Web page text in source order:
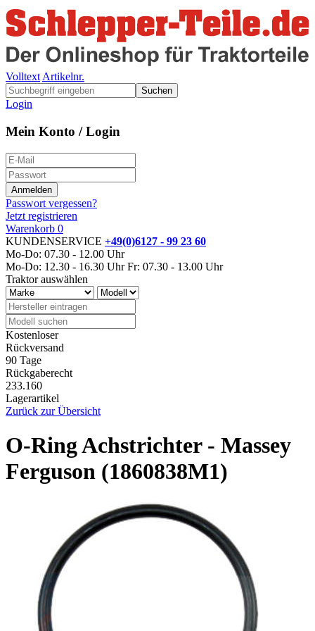
Volltext Artikelnr.
Suchen
Login
Mein Konto / Login
Passwort vergessen?
Jetzt registrieren
Warenkorb 0
KUNDENSERVICE +49(0)6127 - 99 23 60
Mo-Do: 07.30 - 12.00 Uhr
Mo-Do: 12.30 - 16.30 Uhr Fr: 07.30 - 13.00 Uhr
Traktor auswählen
Kostenloser
Rückversand
90 Tage
Rückgaberecht
233.160
Lagerartikel
Zurück zur Übersicht
O-Ring Achstrichter - Massey
Ferguson (1860838M1)